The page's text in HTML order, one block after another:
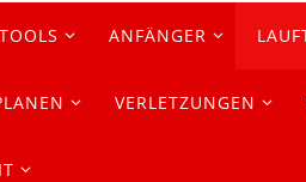
TOOLS ANFÄNGER
VERLETZUNGEN